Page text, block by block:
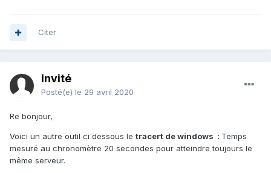
Citer
Invité
Posté(e) le 29 avril 2020
Re bonjour,
Voici un autre outil ci dessous le tracert de windows : Temps
mesuré au chronomètre 20 secondes pour atteindre toujours le
même serveur.